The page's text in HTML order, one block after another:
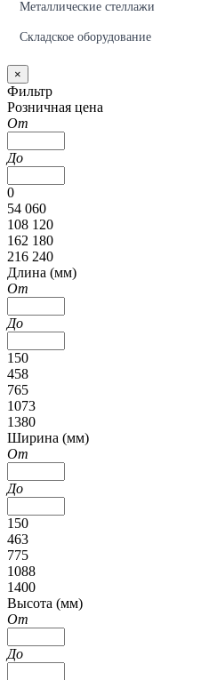
Металлические стеллажи
Складское оборудование
×
Фильтр
Розничная цена
От
До
0
54 060
108 120
162 180
216 240
Длина (мм)
От
До
150
458
765
1073
1380
Ширина (мм)
От
До
150
463
775
1088
1400
Высота (мм)
От
До